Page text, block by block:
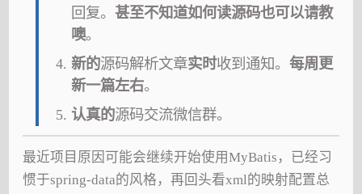
回复。 甚至不知道如何读源码也可以请教
噢。
新的源码解析文章实时收到通知。每周更
新一篇左右。
认真的源码交流微信群。
最近项目原因可能会继续开始使用MyBatis，已经习
惯于spring-data的风格，再回头看xml的映射配置总